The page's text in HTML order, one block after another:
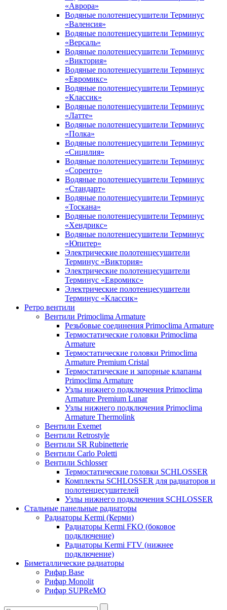
«Аврора»
Водяные полотенцесушители Терминус
«Валенсия»
Водяные полотенцесушители Терминус
«Версаль»
Водяные полотенцесушители Терминус
«Виктория»
Водяные полотенцесушители Терминус
«Евромикс»
Водяные полотенцесушители Терминус
«Классик»
Водяные полотенцесушители Терминус
«Латте»
Водяные полотенцесушители Терминус
«Полка»
Водяные полотенцесушители Терминус
«Сицилия»
Водяные полотенцесушители Терминус
«Соренто»
Водяные полотенцесушители Терминус
«Стандарт»
Водяные полотенцесушители Терминус
«Тоскана»
Водяные полотенцесушители Терминус
«Хендрикс»
Водяные полотенцесушители Терминус
«Юпитер»
Электрические полотенцесушители
Терминус «Виктория»
Электрические полотенцесушители
Терминус «Евромикс»
Электрические полотенцесушители
Терминус «Классик»
Ретро вентили
Вентили Primoclima Armature
Резьбовые соединения Primoclima Armature
Термостатические головки Primoclima
Armature
Термостатические головки Primoclima
Armature Premium Cristal
Термостатические и запорные клапаны
Primoclima Armature
Узлы нижнего подключения Primoclima
Armature Premium Lunar
Узлы нижнего подключения Primoclima
Armature Thermolink
Вентили Exemet
Вентили Retrostyle
Вентили SR Rubinetterie
Вентили Carlo Poletti
Вентили Schlosser
Термостатические головки SCHLOSSER
Комплекты SCHLOSSER для радиаторов и
полотенцесушителей
Узлы нижнего подключения SCHLOSSER
Стальные панельные радиаторы
Радиаторы Kermi (Керми)
Радиаторы Kermi FKO (боковое
подключение)
Радиаторы Kermi FTV (нижнее
подключение)
Биметаллические радиаторы
Рифар Base
Рифар Monolit
Рифар SUPReMO